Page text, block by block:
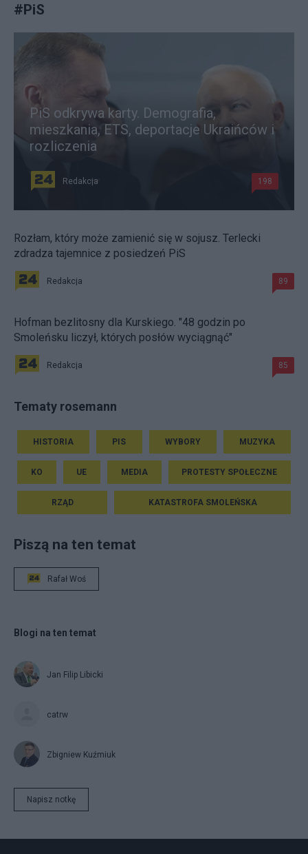
#PiS
PiS odkrywa karty. Demografia,
mieszkania, ETS, deportacje Ukraińców i
rozliczenia
Redakcja 198
Rozłam, który może zamienić się w sojusz. Terlecki
zdradza tajemnice z posiedzeń PiS
Redakcja 89
Hofman bezlitosny dla Kurskiego. "48 godzin po
Smoleńsku liczył, których posłów wyciągnąć"
Redakcja 85
Tematy rosemann
HISTORIA PIS WYBORY MUZYKA
KO UE MEDIA PROTESTY SPOŁECZNE
RZĄD KATASTROFA SMOLEŃSKA
Piszą na ten temat
Rafał Woś
Blogi na ten temat
Jan Filip Libicki
catrw
Zbigniew Kuźmiuk
Napisz notkę